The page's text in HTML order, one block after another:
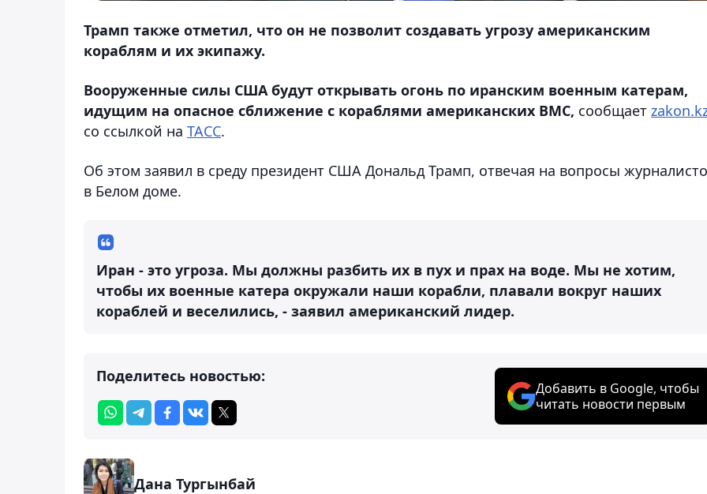
Трамп также отметил, что он не позволит создавать угрозу американским
кораблям и их экипажу.
Вооруженные силы США будут открывать огонь по иранским военным катерам,
идущим на опасное сближение с кораблями американских ВМС, сообщает
со ссылкой на ТАСС.
Об этом заявил в среду президент США Дональд Трамп, отвечая на вопросы
в Белом доме.
Иран - это угроза. Мы должны разбить их в пух и прах на воде. Мы не хотим,
чтобы их военные катера окружали наши корабли, плавали вокруг наших
кораблей и веселились, - заявил американский лидер.
Поделитесь новостью:
Добавить в Google, чтобы
читать новости первым
Дана Тургынбай